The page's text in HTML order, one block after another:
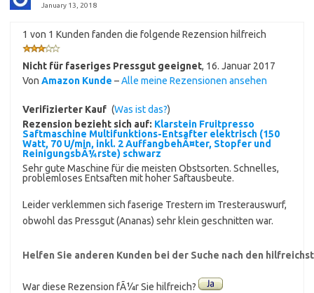
January 13, 2018
1 von 1 Kunden fanden die folgende Rezension hilfreich
Nicht für faseriges Pressgut geeignet, 16. Januar 2017
Von Amazon Kunde –Alle meine Rezensionen ansehen
Verifizierter Kauf (Was ist das?)
Rezension bezieht sich auf: Klarstein Fruitpresso
Saftmaschine Multifunktions-Entsafter elektrisch (150
Watt, 70 U/min, inkl. 2 AuffangbehÃ¤ter, Stopfer und
ReinigungsbÃ¼rste) schwarz
Sehr gute Maschine für die meisten Obstsorten. Schnelles,
problemloses Entsaften mit hoher Saftausbeute.
Leider verklemmen sich faserige Trestern im Tresterauswurf,
obwohl das Pressgut (Ananas) sehr klein geschnitten war.
Helfen Sie anderen Kunden bei der Suche nach den
War diese Rezension fÃ¼r Sie hilfreich?